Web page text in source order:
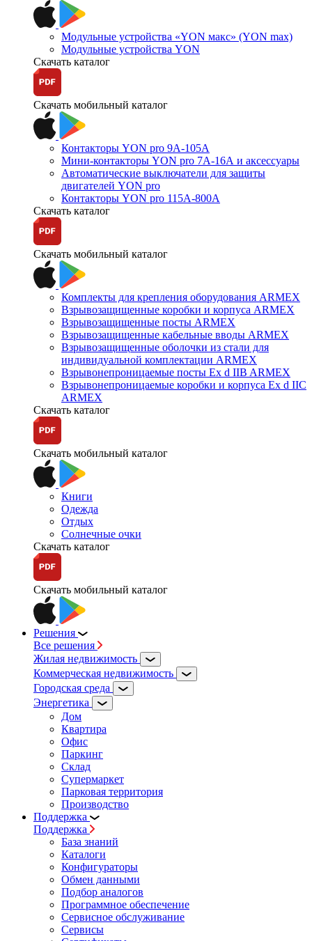
Модульные устройства «YON макс» (YON max)
Модульные устройства YON
Скачать каталог
Скачать мобильный каталог
Контакторы YON pro 9А-105А
Мини-контакторы YON pro 7А-16А и аксессуары
Автоматические выключатели для защиты
двигателей YON pro
Контакторы YON pro 115А-800А
Скачать каталог
Скачать мобильный каталог
Комплекты для крепления оборудования ARMEX
Взрывозащищенные коробки и корпуса ARMEX
Взрывозащищенные посты ARMEX
Взрывозащищенные кабельные вводы ARMEX
Взрывозащищенные оболочки из стали для
индивидуальной комплектации ARMEX
Взрывонепроницаемые посты Ex d IIB ARMEX
Взрывонепроницаемые коробки и корпуса Ex d IIС
ARMEX
Скачать каталог
Скачать мобильный каталог
Книги
Одежда
Отдых
Солнечные очки
Скачать каталог
Скачать мобильный каталог
Решения
Все решения
Жилая недвижимость
Коммерческая недвижимость
Городская среда
Энергетика
Дом
Квартира
Офис
Паркинг
Склад
Супермаркет
Парковая территория
Производство
Поддержка
Поддержка
База знаний
Каталоги
Конфигураторы
Обмен данными
Подбор аналогов
Программное обеспечение
Сервисное обслуживание
Сервисы